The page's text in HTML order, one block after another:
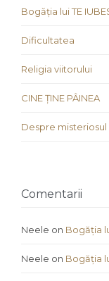
Bogăția lui TE
Dificultatea
Religia viitorului
CINE ȚINE PÂINEA
Despre
Comentarii
Neele on Bogăția
Neele on Bogăția